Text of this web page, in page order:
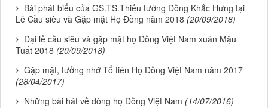
Bài phát biểu của GS.TS.Thiếu tướng Đồng Khắc Hưng tại
Lễ Cầu siêu và Gặp mặt Họ Đồng năm 2018 (20/09/2018)
Đại lễ cầu siêu và gặp mặt họ Đồng Việt Nam xuân Mậu
Tuất 2018 (20/09/2018)
Gặp mặt, tưởng nhớ Tổ tiên Họ Đồng Việt Nam năm 2017
(28/04/2017)
Những bài hát về dòng họ Đồng Việt Nam (14/07/2016)